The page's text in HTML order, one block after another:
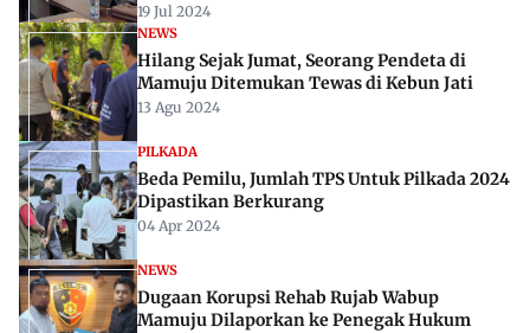
19 Jul 2024
NEWS
Hilang Sejak Jumat, Seorang Pendeta di
Mamuju Ditemukan Tewas di Kebun Jati
13 Agu 2024
PILKADA
Beda Pemilu, Jumlah TPS Untuk Pilkada 2024
Dipastikan Berkurang
04 Apr 2024
NEWS
Dugaan Korupsi Rehab Rujab Wabup
Mamuju Dilaporkan ke Penegak Hukum